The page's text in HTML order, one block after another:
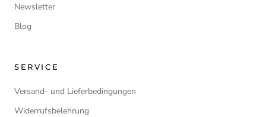
Newsletter
Blog
SERVICE
Versand- und Lieferbedingungen
Widerrufsbelehrung